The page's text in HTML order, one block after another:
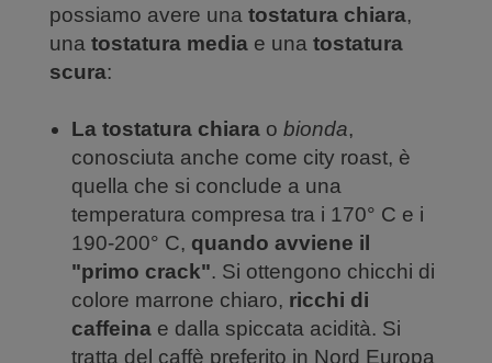
possiamo avere una tostatura chiara,
una tostatura media e una tostatura
scura:
La tostatura chiara o bionda,
conosciuta anche come city roast, è
quella che si conclude a una
temperatura compresa tra i 170° C e i
190-200° C, quando avviene il
"primo crack". Si ottengono chicchi di
colore marrone chiaro, ricchi di
caffeina e dalla spiccata acidità. Si
tratta del caffè preferito in Nord Europa